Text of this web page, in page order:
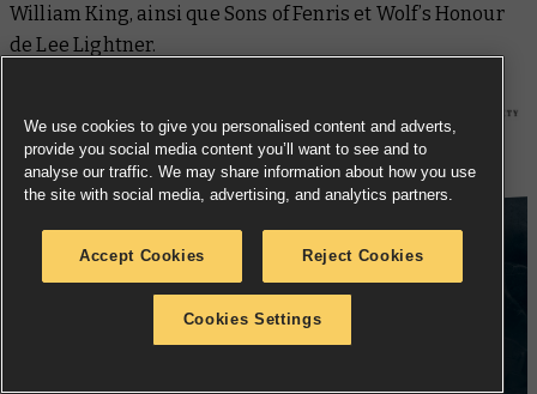
William King, ainsi que Sons of Fenris et Wolf’s Honour
de Lee Lightner.
We use cookies to give you personalised content and adverts,
provide you social media content you’ll want to see and to
analyse our traffic. We may share information about how you use
the site with social media, advertising, and analytics partners.
Accept Cookies Reject Cookies
Cookies Settings